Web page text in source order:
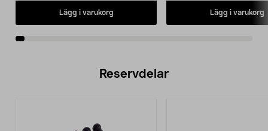
Lägg i varukorg Lägg i varukorg
Reservdelar